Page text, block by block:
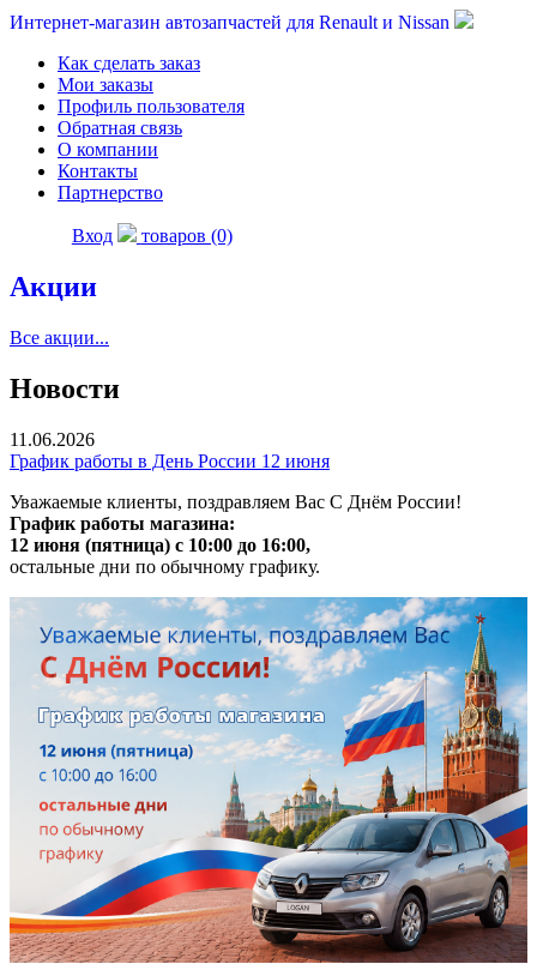
Интернет-магазин автозапчастей для Renault и Nissan
Как сделать заказ
Мои заказы
Профиль пользователя
Обратная связь
О компании
Контакты
Партнерство
Вход товаров (0)
Акции
Все акции...
Новости
11.06.2026
График работы в День России 12 июня
Уважаемые клиенты, поздравляем Вас С Днём России!
График работы магазина:
12 июня (пятница) с 10:00 до 16:00,
остальные дни по обычному графику.